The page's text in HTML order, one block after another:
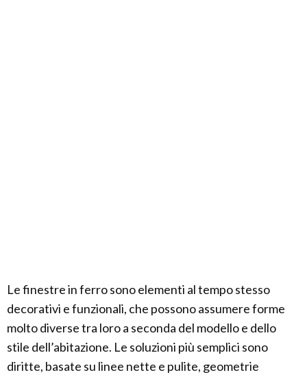
Le finestre in ferro sono elementi al tempo stesso
decorativi e funzionali, che possono assumere forme
molto diverse tra loro a seconda del modello e dello
stile dell’abitazione. Le soluzioni più semplici sono
diritte, basate su linee nette e pulite, geometrie